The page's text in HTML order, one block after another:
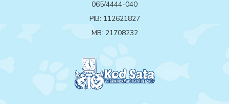
065/4444-040
PIB: 112621827
MB: 21708232